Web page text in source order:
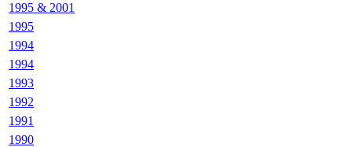
1995 & 2001
1995
1994
1994
1993
1992
1991
1990